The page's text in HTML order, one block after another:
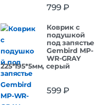
799₽
Коврик с
подушкой
под запястье
Gembird MP-
WR-GRAY
225*195*5мм, серый
599₽